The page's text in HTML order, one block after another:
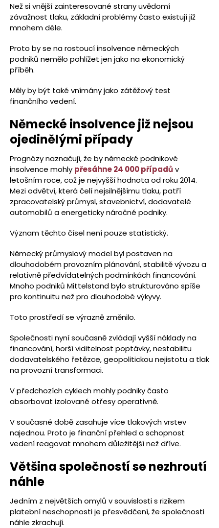
Než si vnější zainteresované strany uvědomí
závažnost tlaku, základní problémy často existují již
mnohem déle.
Proto by se na rostoucí insolvence německých
podniků nemělo pohlížet jen jako na ekonomický
příběh.
Měly by být také vnímány jako zátěžový test
finančního vedení.
Německé insolvence již nejsou
ojedinělými případy
Prognózy naznačují, že by německé podnikové
insolvence mohly přesáhne 24 000 případův
letošním roce, což je nejvyšší hodnota od roku 2014.
Mezi odvětví, která čelí nejsilnějšímu tlaku, patří
zpracovatelský průmysl, stavebnictví, dodavatelé
automobilů a energeticky náročné podniky.
Význam těchto čísel není pouze statistický.
Německý průmyslový model byl postaven na
dlouhodobém provozním plánování, stabilitě vývozu a
relativně předvídatelných podmínkách financování.
Mnoho podniků Mittelstand bylo strukturováno spíše
pro kontinuitu než pro dlouhodobé výkyvy.
Toto prostředí se výrazně změnilo.
Společnosti nyní současně zvládají vyšší náklady na
financování, horší viditelnost poptávky, nestabilitu
dodavatelského řetězce, geopolitickou nejistotu a tlak
na provozní transformaci.
V předchozích cyklech mohly podniky často
absorbovat izolované otřesy operativně.
V současné době zasahuje více tlakových vrstev
najednou. Proto je finanční přehled a schopnost
vedení reagovat mnohem důležitější než dříve.
Většina společností se nezhroutí
náhle
Jedním z největších omylů v souvislosti s rizikem
platební neschopnosti je přesvědčení, že společnosti
náhle zkrachují.